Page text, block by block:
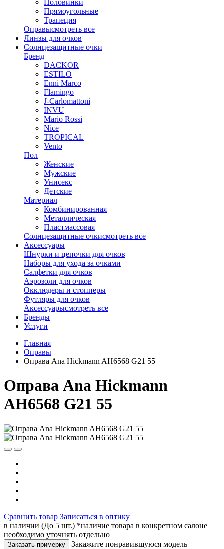
Прямоугольные
Трапеция
Оправысмотреть все
Линзы для очков
Солнцезащитные очки
Бренд
DACKOR
ESTILO
Enni Marco
Flamingo
J-Carlomattoni
INVU
Mario Rossi
Nice
TROPICAL
Vento
Пол
Женские
Мужские
Унисекс
Детские
Материал
Комбинированная
Металлическая
Пластмассовая
Солнцезащитные очкисмотреть все
Аксессуары
Шнурки и цепочки для очков
Наборы для ухода за очками
Салфетки для очков
Аэрозоли для очков
Окклюдеры и стопперы
Футляры для очков
Аксессуарысмотреть все
Бренды
Услуги
Главная
Оправы
Оправа Ana Hickmann AH6568 G21 55
Оправа Ana Hickmann
AH6568 G21 55
Сравнить товар Записаться в оптику
в наличии (До 5 шт.) *наличие товара в конкретном салоне
необходимо уточнять отдельно
Заказать примерку
Закажите понравившуюся модель